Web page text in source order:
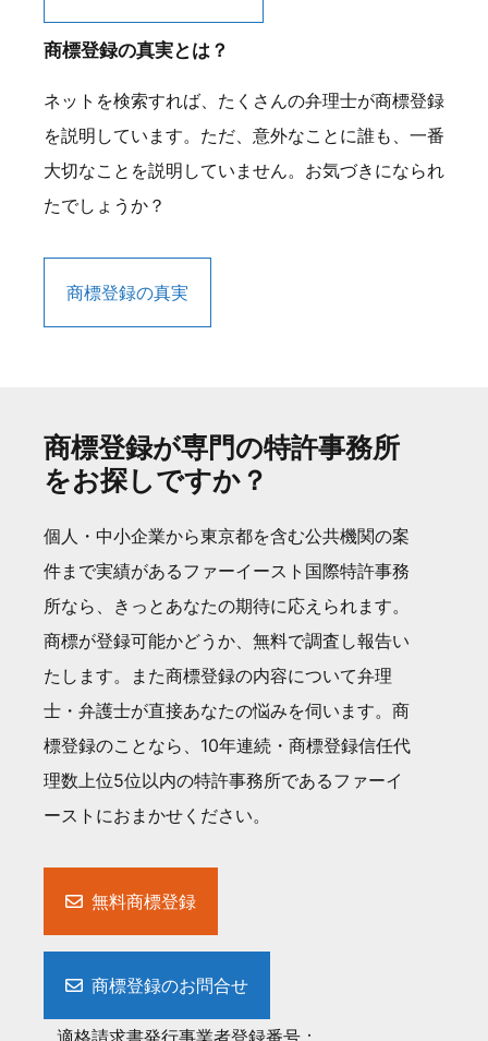
商標登録の真実とは？
ネットを検索すれば、たくさんの弁理士が商標登録
を説明しています。ただ、意外なことに誰も、一番
大切なことを説明していません。お気づきになられ
たでしょうか？
商標登録の真実
商標登録が専門の特許事務所
をお探しですか？
個人・中小企業から東京都を含む公共機関の案
件まで実績があるファーイースト国際特許事務
所なら、きっとあなたの期待に応えられます。
商標が登録可能かどうか、無料で調査し報告い
たします。また商標登録の内容について弁理
士・弁護士が直接あなたの悩みを伺います。商
標登録のことなら、10年連続・商標登録信任代
理数上位5位以内の特許事務所であるファーイ
ーストにおまかせください。
無料商標登録
商標登録のお問合せ
適格請求書発行事業者登録番号：